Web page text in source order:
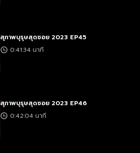
สุภาพบุรุษสุดซอย 2023 EP45
0:41:34 นาที
สุภาพบุรุษสุดซอย 2023 EP46
0:42:04 นาที